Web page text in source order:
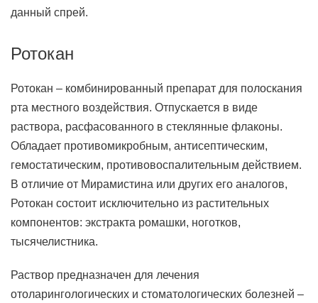
данный спрей.
Ротокан
Ротокан – комбинированный препарат для полоскания
рта местного воздействия. Отпускается в виде
раствора, расфасованного в стеклянные флаконы.
Обладает противомикробным, антисептическим,
гемостатическим, противовоспалительным действием.
В отличие от Мирамистина или других его аналогов,
Ротокан состоит исключительно из растительных
компонентов: экстракта ромашки, ноготков,
тысячелистника.
Раствор предназначен для лечения
отоларингологических и стоматологических болезней –